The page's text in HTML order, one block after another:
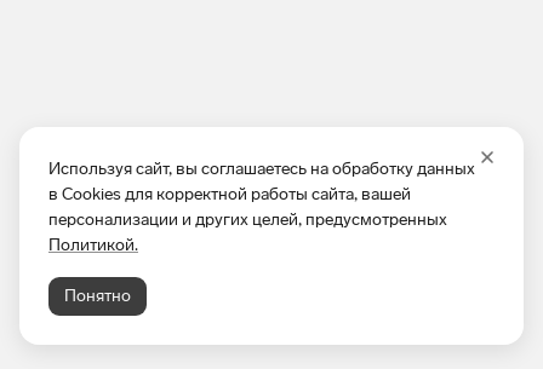
Используя сайт, вы соглашаетесь на обработку данных
в Cookies для корректной работы сайта, вашей
персонализации и других целей, предусмотренных
Политикой.
Понятно